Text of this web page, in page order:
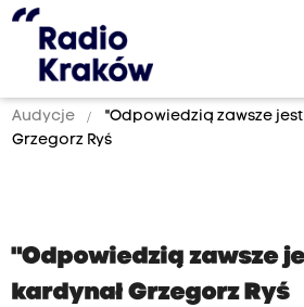
Audycje
"Odpowiedzią zawsze jest
Grzegorz Ryś
"Odpowiedzią zawsze
kardynał Grzegorz Ryś